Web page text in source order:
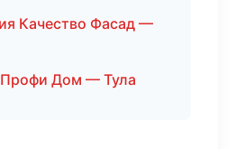
Качество Фасад —
Дом — Тула